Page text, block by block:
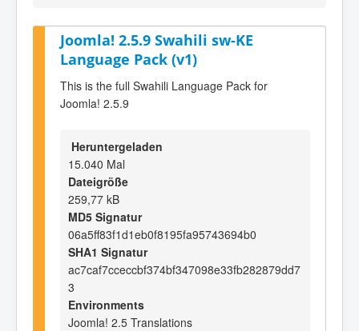
Joomla! 2.5.9 Swahili sw-KE
Language Pack (v1)
This is the full Swahili Language Pack for
Joomla! 2.5.9
Heruntergeladen
15.040 Mal
Dateigröße
259,77 kB
MD5 Signatur
06a5ff83f1d1eb0f8195fa95743694b0
SHA1 Signatur
ac7caf7cceccbf374bf347098e33fb282879dd7
3
Environments
Joomla! 2.5 Translations